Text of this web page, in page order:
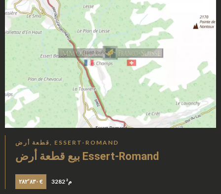
قطعة أرض, ESSERT-ROMAND
بيع قطعة أرض Essert-Romand
٢٨٢٬٨٣٠ € 3282 م²